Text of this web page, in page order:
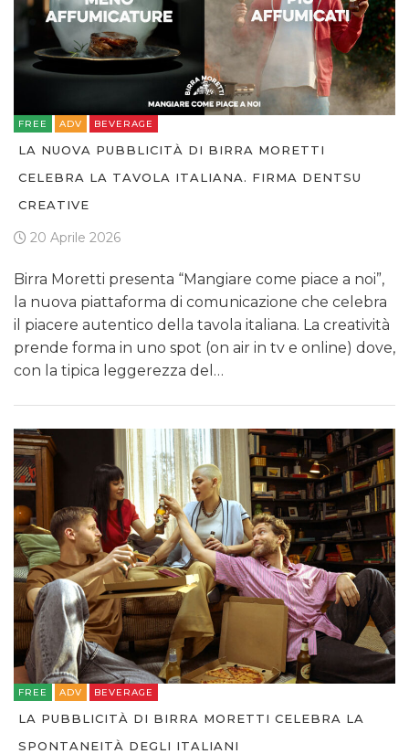
FREE ADV BEVERAGE
LA NUOVA PUBBLICITÀ DI BIRRA MORETTI
CELEBRA LA TAVOLA ITALIANA. FIRMA DENTSU
CREATIVE
20 Aprile 2026
Birra Moretti presenta “Mangiare come piace a noi”,
la nuova piattaforma di comunicazione che celebra
il piacere autentico della tavola italiana. La creatività
prende forma in uno spot (on air in tv e online) dove,
con la tipica leggerezza del…
FREE ADV BEVERAGE
LA PUBBLICITÀ DI BIRRA MORETTI CELEBRA LA
SPONTANEITÀ DEGLI ITALIANI